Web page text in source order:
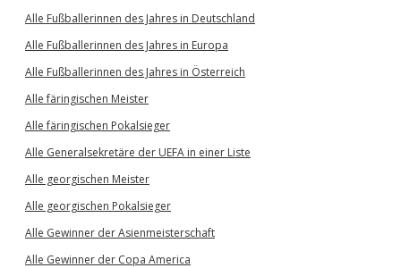
Alle Fußballerinnen des Jahres in Deutschland
Alle Fußballerinnen des Jahres in Europa
Alle Fußballerinnen des Jahres in Österreich
Alle färingischen Meister
Alle färingischen Pokalsieger
Alle Generalsekretäre der UEFA in einer Liste
Alle georgischen Meister
Alle georgischen Pokalsieger
Alle Gewinner der Asienmeisterschaft
Alle Gewinner der Copa America